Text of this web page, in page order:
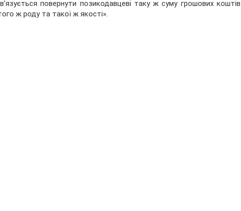
повернути позикодавцеві таку ж суму грошових коштів
ж роду та такої ж якості».